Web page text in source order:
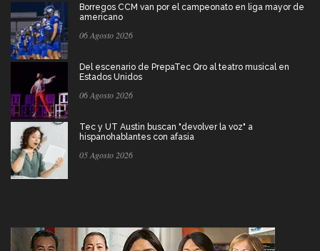
Borregos CCM van por el campeonato en liga mayor de
americano
06 Agosto 2026
Del escenario de PrepaTec Qro al teatro musical en
Estados Unidos
06 Agosto 2026
Tec y UT Austin buscan "devolver la voz" a
hispanohablantes con afasia
05 Agosto 2026